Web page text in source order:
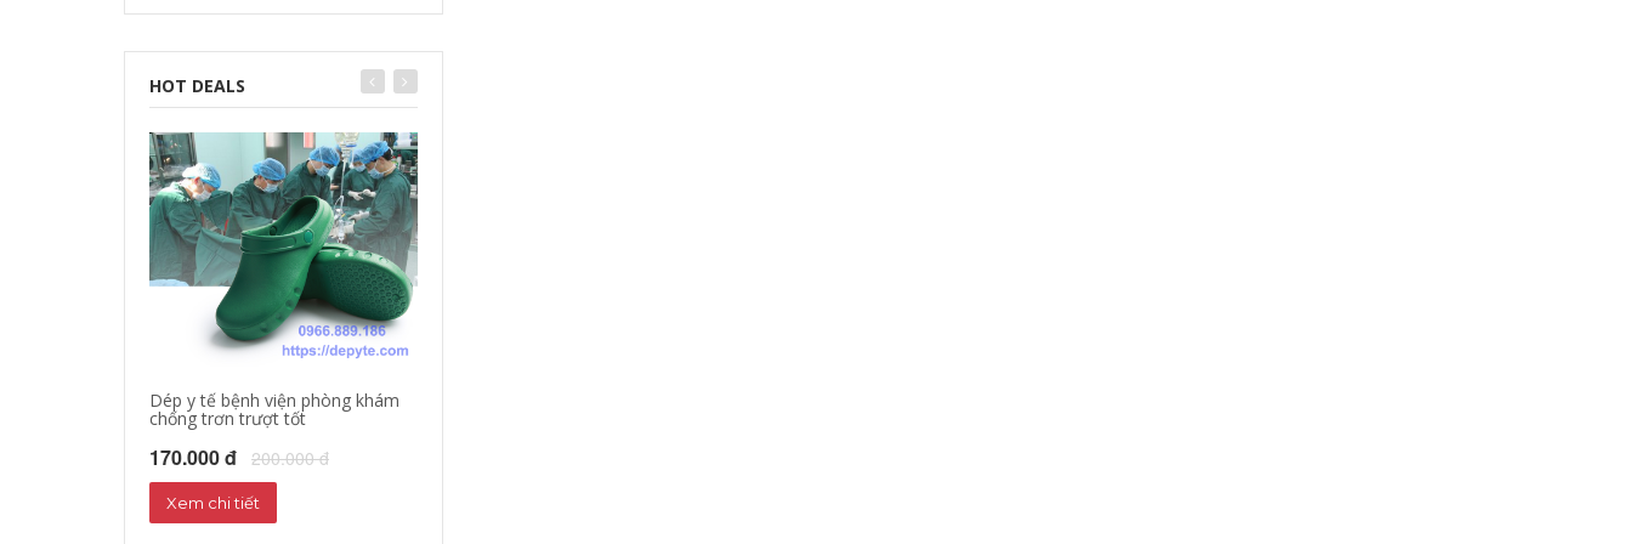
HOT DEALS
Dép y tế bệnh viện phòng khám
chống trơn trượt tốt
170.000 đ 200.000 đ
Xem chi tiết